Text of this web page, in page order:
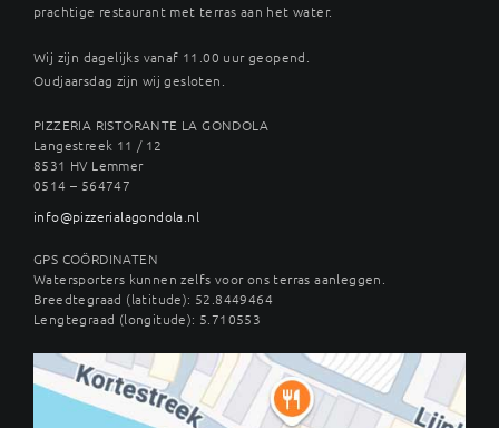
prachtige restaurant met terras aan het water.
Wij zijn dagelijks vanaf 11.00 uur geopend.
Oudjaarsdag zijn wij gesloten.
PIZZERIA RISTORANTE LA GONDOLA
Langestreek 11 / 12
8531 HV Lemmer
0514 – 564747
info@pizzerialagondola.nl
GPS COÖRDINATEN
Watersporters kunnen zelfs voor ons terras aanleggen.
Breedtegraad (latitude): 52.8449464
Lengtegraad (longitude): 5.710553